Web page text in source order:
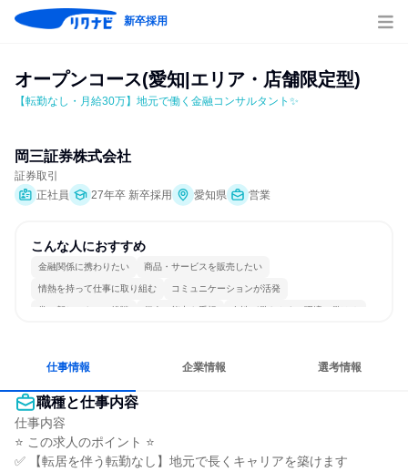
新卒採用
オープンコース(愛知|エリア・店舗限定型)
【転勤なし・月給30万】地元で働く金融コンサルタント✨
岡三証券株式会社
証券取引
正社員
27年卒 新卒採用 愛知県 営業
こんな人におすすめ
金融関係に携わりたい 商品・サービスを販売したい
情熱を持って仕事に取り組む コミュニケーションが活発
常に新しいものに挑戦 個人の能力を重視 女性が働きやすい環境で働ける
仕事情報 企業情報 選考情報
職種と仕事内容
仕事内容
⭐ この求人のポイント ⭐
✅ 【転居を伴う転勤なし】地元で長くキャリアを築けます